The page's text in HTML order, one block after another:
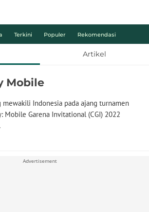
Terkini Populer Rekomendasi
Artikel
Mobile
mewakili Indonesia pada ajang turnamen
Mobile Garena Invitational (CGI) 2022
Advertisement